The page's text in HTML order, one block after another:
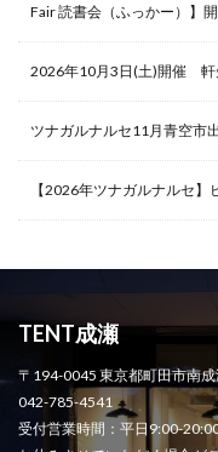
Fair 読書会（ふっかー）】
2026年10月3日(土)開催 軒
ツナガルナルセ11月青空市
【2026年ツナガルナルセ
TENT成瀬
〒194-0045 東京都町田市南
042-785-4541
受付営業時間：平日9:00-